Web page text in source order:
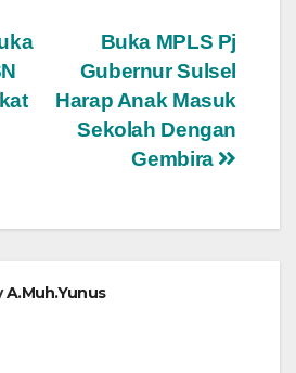
Buka MPLS Pj
Gubernur Sulsel
Harap Anak Masuk
Sekolah Dengan
Gembira
A.Muh.Yunus